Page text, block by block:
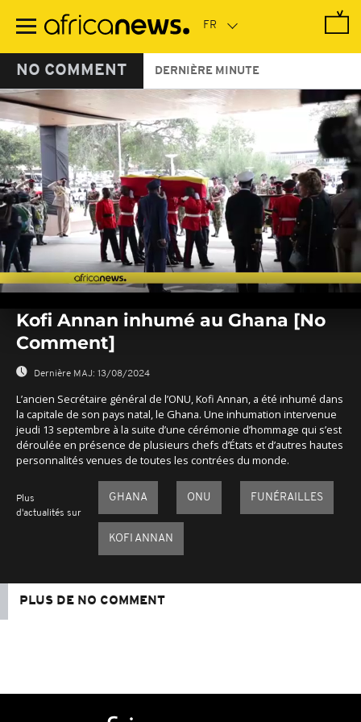
contenu
NO COMMENT DERNIÈRE MINUTE
seconds
seconds
Kofi Annan inhumé au Ghana [No
Comment]
Dernière MAJ: 13/08/2024
L’ancien Secrétaire général de l’ONU, Kofi Annan, a été inhumé dans
la capitale de son pays natal, le Ghana. Une inhumation intervenue
jeudi 13 septembre à la suite d’une cérémonie d’hommage qui s’est
déroulée en présence de plusieurs chefs d’États et d’autres hautes
personnalités venues de toutes les contrées du monde.
Plus
d'actualités sur
GHANA ONU FUNÉRAILLES
KOFI ANNAN
PLUS DE NO COMMENT